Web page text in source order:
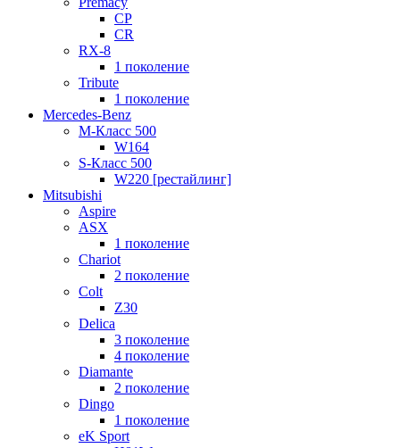
CP
CR
RX-8
1 поколение
Tribute
1 поколение
Mercedes-Benz
M-Класс 500
W164
S-Класс 500
W220 [рестайлинг]
Mitsubishi
Aspire
ASX
1 поколение
Chariot
2 поколение
Colt
Z30
Delica
3 поколение
4 поколение
Diamante
2 поколение
Dingo
1 поколение
eK Sport